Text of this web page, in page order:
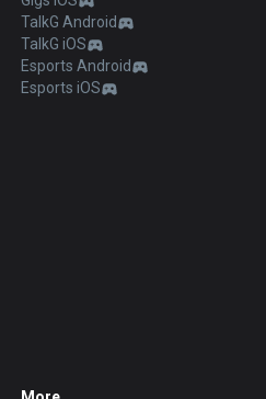
TalkG Android
TalkG iOS
Esports Android
Esports iOS